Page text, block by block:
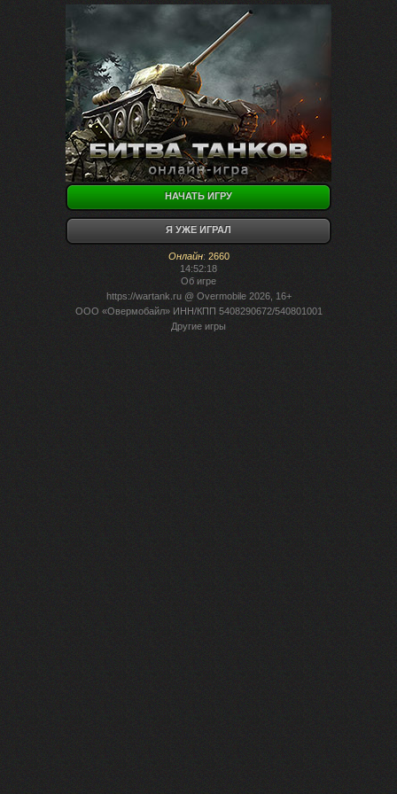
НАЧАТЬ ИГРУ
Я УЖЕ ИГРАЛ
Онлайн: 2660
14:52:18
Об игре
https://wartank.ru@ Overmobile 2026, 16+
ООО «Овермобайл» ИНН/КПП 5408290672/540801001
Другие игры